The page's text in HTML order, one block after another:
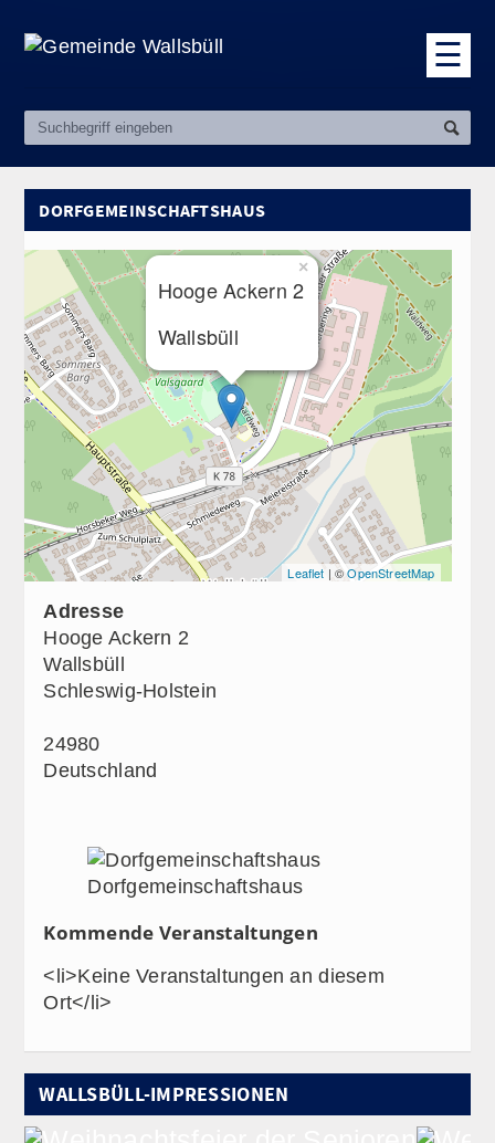
☰
DORFGEMEINSCHAFTSHAUS
Hooge Ackern 2
Wallsbüll
×
Leaflet | ©OpenStreetMap
Adresse
Hooge Ackern 2
Wallsbüll
Schleswig-Holstein
24980
Deutschland
Dorfgemeinschaftshaus
Kommende Veranstaltungen
<li>Keine Veranstaltungen an diesem
Ort</li>
WALLSBÜLL-IMPRESSIONEN